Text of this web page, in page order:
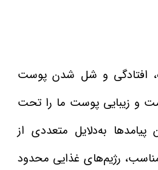
افتادگی و شل شدن پوست
و زیبایی پوست ما را تحت
پیامدها به‌دلایل متعددی از
رژیم‌های غذایی محدود